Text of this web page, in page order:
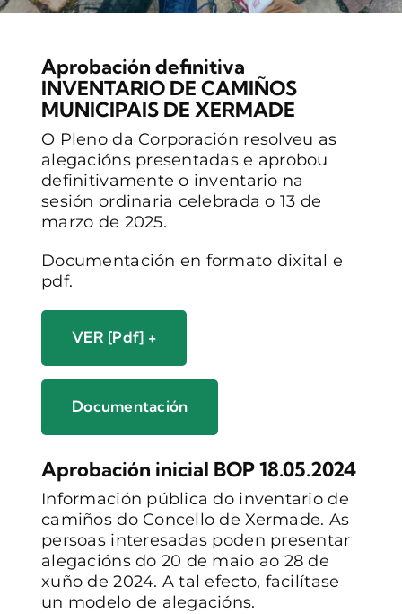
Aprobación definitiva
INVENTARIO DE CAMIÑOS
MUNICIPAIS DE XERMADE
O Pleno da Corporación resolveu as
alegacións presentadas e aprobou
definitivamente o inventario na
sesión ordinaria celebrada o 13 de
marzo de 2025.
Documentación en formato dixital e
pdf.
VER [pdf] +
Documentación
Aprobación inicial BOP 18.05.2024
Información pública do inventario de
camiños do Concello de Xermade. As
persoas interesadas poden presentar
alegacións do 20 de maio ao 28 de
xuño de 2024. A tal efecto, facilítase
un modelo de alegacións.